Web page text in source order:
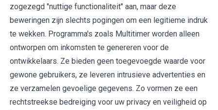
zogezegd "nuttige functionaliteit" aan, maar deze
beweringen zijn slechts pogingen om een legitieme indruk
te wekken. Programma's zoals Multitimer worden alleen
ontworpen om inkomsten te genereren voor de
ontwikkelaars. Ze bieden geen toegevoegde waarde voor
gewone gebruikers, ze leveren intrusieve advertenties en
ze verzamelen gevoelige gegevens. Zo vormen ze een
rechtstreekse bedreiging voor uw privacy en veiligheid op